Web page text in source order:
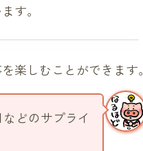
す。
楽しむことができます。
どのサプライ